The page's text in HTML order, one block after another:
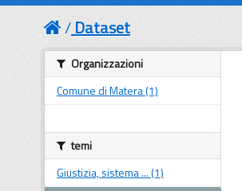
Dataset
Organizzazioni
Comune di Matera (1)
temi
Giustizia, sistema ... (1)